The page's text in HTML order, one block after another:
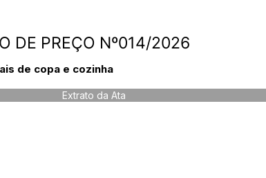
DE PREÇO Nº014/2026
de copa e cozinha
Extrato da Ata